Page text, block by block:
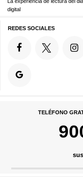
digital
REDES SOCIALES
TELÉFONO